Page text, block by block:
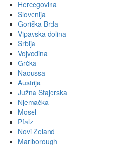
Hercegovina
Slovenija
Goriška Brda
Vipavska dolina
Srbija
Vojvodina
Grčka
Naoussa
Austrija
Južna Štajerska
Njemačka
Mosel
Pfalz
Novi Zeland
Marlborough